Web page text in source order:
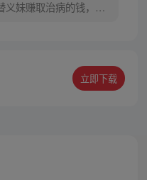
义妹赚取治病的钱，来
险境地，被卷入其中的
更是要借此机会成就一
立即下载